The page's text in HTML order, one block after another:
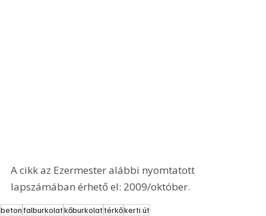
A cikk az Ezermester alábbi nyomtatott
lapszámában érhető el: 2009/október.
betonfalburkolatkőburkolattérkőkerti út